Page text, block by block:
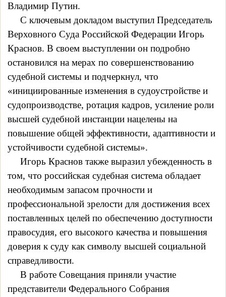
Владимир Путин.
С ключевым докладом выступил Председатель
Верховного Суда Российской Федерации Игорь
Краснов. В своем выступлении он подробно
остановился на мерах по совершенствованию
судебной системы и подчеркнул, что
«инициированные изменения в судоустройстве и
судопроизводстве, ротация кадров, усиление роли
высшей судебной инстанции нацелены на
повышение общей эффективности, адаптивности и
устойчивости судебной системы».
Игорь Краснов также выразил убежденность в
том, что российская судебная система обладает
необходимым запасом прочности и
профессиональной зрелости для достижения всех
поставленных целей по обеспечению доступности
правосудия, его высокого качества и повышения
доверия к суду как символу высшей социальной
справедливости.
В работе Совещания приняли участие
представители Федерального Собрания